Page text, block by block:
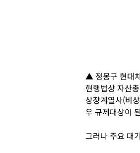
▲ 정몽구 현대
현행법상 자산
상장계열사(비
우 규제대상이
그러나 주요 대